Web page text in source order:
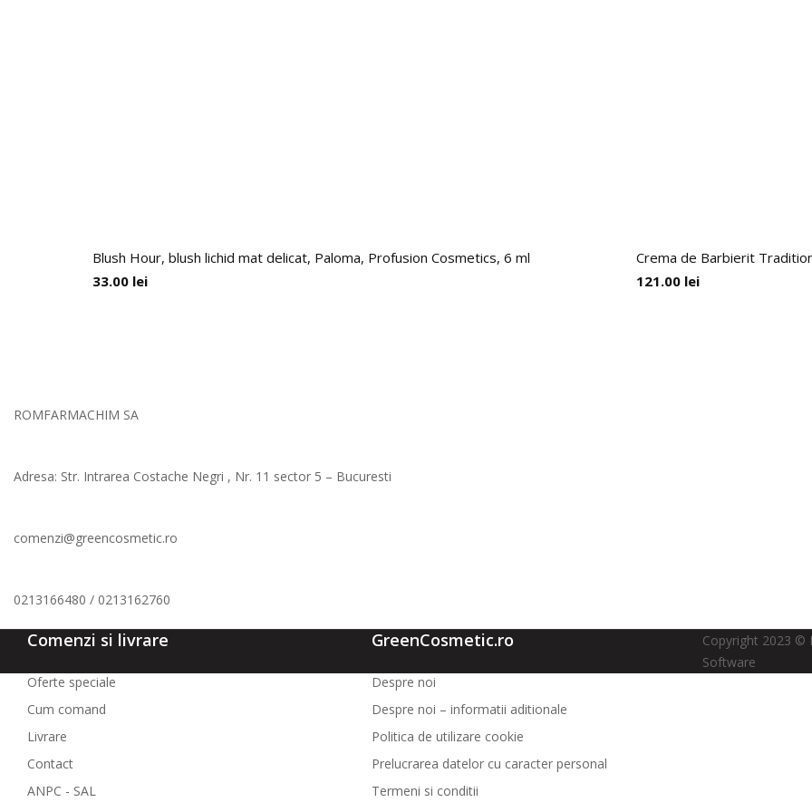
Blush Hour, blush lichid mat delicat, Paloma, Profusion Cosmetics, 6 ml
33.00 lei
Crema de Barbierit
121.00 lei
ROMFARMACHIM SA
Adresa: Str. Intrarea Costache Negri , Nr. 11 sector 5 – Bucuresti
comenzi@greencosmetic.ro
0213166480 / 0213162760
Comenzi si livrare
Oferte speciale
Cum comand
Livrare
Contact
ANPC - SAL
GreenCosmetic.ro
Despre noi
Despre noi – informatii aditionale
Politica de utilizare cookie
Prelucrarea datelor cu caracter personal
Termeni si conditii
Copyright 2023 ©
Software